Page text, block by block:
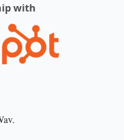
with